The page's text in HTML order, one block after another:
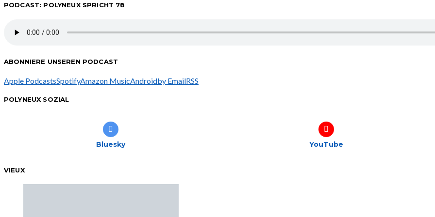
PODCAST: POLYNEUX SPRICHT 78
ABONNIERE UNSEREN PODCAST
Apple PodcastsSpotifyAmazon MusicAndroidby EmailRSS
POLYNEUX SOZIAL
Bluesky YouTube
VIEUX